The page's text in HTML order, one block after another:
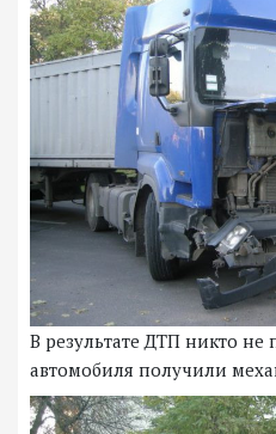
В результате ДТП никто не
автомобиля получили